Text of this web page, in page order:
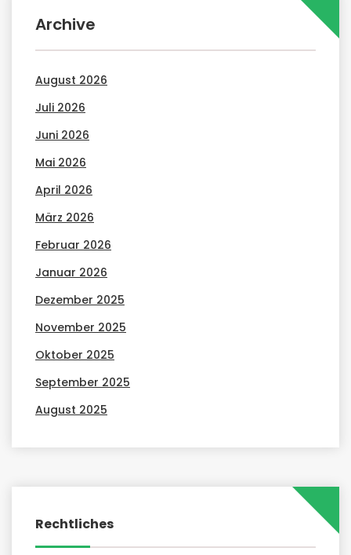
Archive
August 2026
Juli 2026
Juni 2026
Mai 2026
April 2026
März 2026
Februar 2026
Januar 2026
Dezember 2025
November 2025
Oktober 2025
September 2025
August 2025
Rechtliches